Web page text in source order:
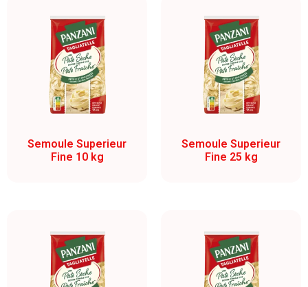
Semoule Superieur
Fine 10 kg
Semoule Superieur
Fine 25 kg